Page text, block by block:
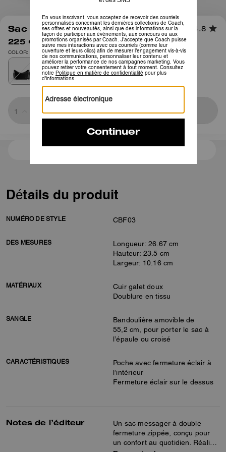
1/7
Sac Besace Zippé Haut 4.8
225 € 375 €
COLOR: Noir
Sold Out
Détails du produit
NUMÉRO DE STYLE CBF03
DES MESURES
Longueur: 26.67 cm
Hauteur: 23.5 cm
Largeur: 10.16 cm
MATÉRIAUX
Cuir galet doux
Doublure en tissu
SANGLE
Bandoulière amovible de
55,2 cm, pour porter le sac à
l’épaule ou croisé
CARACTÉRISTIQUES
Poche avec fermeture éclair à
l’intérieur
Fermeture éclair sur le dessus
Notes de l’éditeur
Un sac messager à double
fermeture zippée, conçu pour
un confort au quotidien. Réalisé